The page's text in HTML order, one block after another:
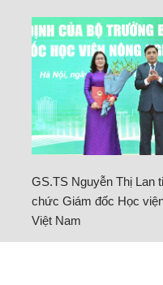
GS.TS Nguyễn Thị Lan
chức Giám đốc Học
Việt Nam